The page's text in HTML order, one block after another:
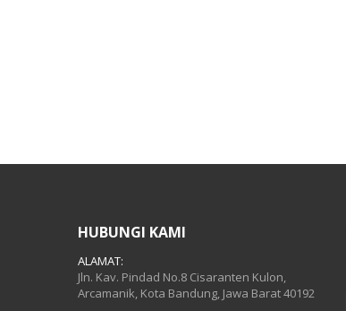
HUBUNGI KAMI
ALAMAT:
Jln. Kav. Pindad No.8 Cisaranten Kulon,
Arcamanik, Kota Bandung, Jawa Barat 40192